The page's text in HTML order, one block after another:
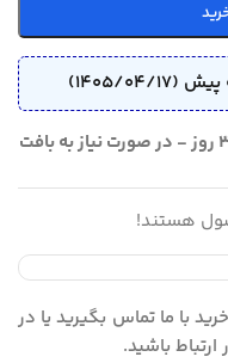
04/17)
⏱ زمان ارسال: در صورت موجودی 1 الی 3 روز - در صورت نیاز به بافت
هستند!
با ما تماس بگیرید یا در
باشید.